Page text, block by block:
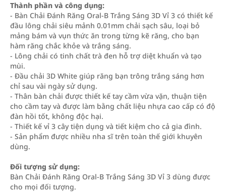
Thành phần và công dụng:
- Bàn Chải Đánh Răng Oral-B Trắng Sáng 3D Vỉ 3 có thiết kế
đầu lông chải siêu mảnh 0.01mm chải sạch sâu, loại bỏ
mảng bám và vụn thức ăn trong từng kẽ răng, cho bạn
hàm răng chắc khỏe và trắng sáng.
- Lông chải có tinh chất trà đen hỗ trợ diệt khuẩn và tạo
mùi.
- Đầu chải 3D White giúp răng bạn trông trắng sáng hơn
chỉ sau vài ngày sử dụng.
- Thân bàn chải được thiết kế tay cầm vừa vặn, thuận tiện
cho cầm tay và được làm bằng chất liệu nhựa cao cấp có độ
đàn hồi tốt, không độc hại.
- Thiết kế vỉ 3 cây tiện dụng và tiết kiệm cho cả gia đình.
- Sản phẩm được nhiều nha sĩ trên toàn thế giới khuyên
dùng.
Đối tượng sử dụng:
Bàn Chải Đánh Răng Oral-B Trắng Sáng 3D Vỉ 3 dùng được
cho mọi đối tượng.